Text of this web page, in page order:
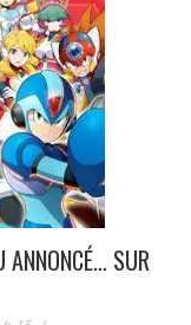
ANNONCÉ… SUR